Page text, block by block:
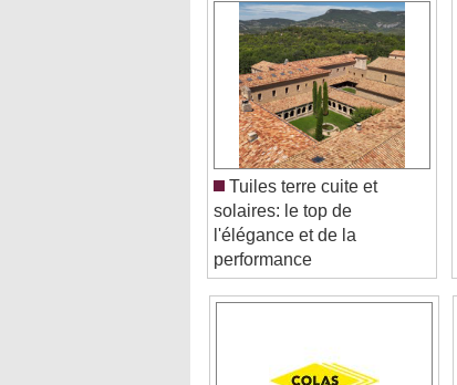
Tuiles terre cuite et
solaires: le top de
l'élégance et de la
performance